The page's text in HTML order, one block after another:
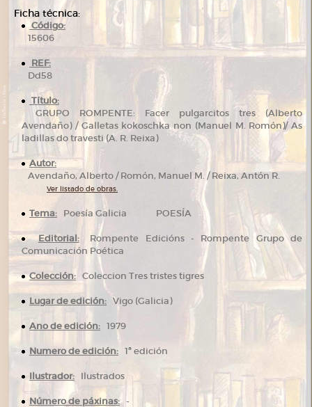
Ficha técnica:
Código:
15606
REF:
Dd58
Título:
GRUPO ROMPENTE: Facer pulgarcitos tres (Alberto
Avendaño) / Galletas kokoschka non (Manuel M. Romón)/ As
ladillas do travesti (A. R. Reixa)
Autor:
Avendaño, Alberto / Romón, Manuel M. / Reixa, Antón R.
Ver listado de obras.
Tema: Poesía Galicia POESÍA
Editorial:Rompente Edicións - Rompente Grupo de
Comunicación Poética
Colección: Coleccion Tres tristes tigres
Lugar de edición: Vigo (Galicia)
Ano de edición: 1979
Numero de edición: 1ª edición
Ilustrador: Ilustrados
Número de páxinas:-